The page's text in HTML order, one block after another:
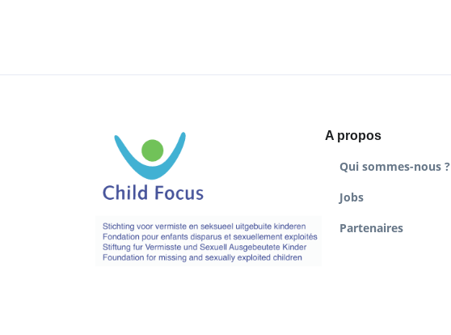
A propos
Qui sommes-nous ?
Jobs
Partenaires